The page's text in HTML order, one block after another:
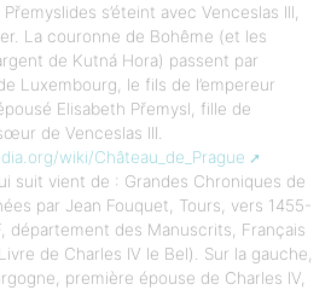
s’éteint avec Venceslas III,
La couronne de Bohême (et les
de Kutná Hora) passent par
Luxembourg, le fils de l’empereur
Elisabeth Přemysl, fille de
de Venceslas III.
wiki/Château_de_Prague
suit vient de : Grandes Chroniques de
par Jean Fouquet, Tours, vers 1455-
département des Manuscrits, Français
de Charles IV le Bel). Sur la gauche,
première épouse de Charles IV,